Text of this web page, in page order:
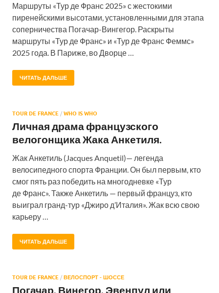
Маршруты «Тур де Франс 2025» с жестокими
пиренейскими высотами, установленными для этапа
соперничества Погачар-Вингегор. Раскрыты
маршруты «Тур де Франс» и «Тур де Франс Феммс»
2025 года. В Париже, во Дворце …
ЧИТАТЬ ДАЛЬШЕ
TOUR DE FRANCE / WHO IS WHO
Личная драма французского
велогонщика Жака Анкетиля.
Жак Анкетиль (Jacques Anquetil)— легенда
велосипедного спорта Франции. Он был первым, кто
смог пять раз победить на многодневке «Тур
де Франс». Также Анкетиль — первый француз, кто
выиграл гранд-тур «Джиро д’Италия». Жак всю свою
карьеру …
ЧИТАТЬ ДАЛЬШЕ
TOUR DE FRANCE / ВЕЛОСПОРТ - ШОССЕ
Погачар, Винегор, Эвенпул или